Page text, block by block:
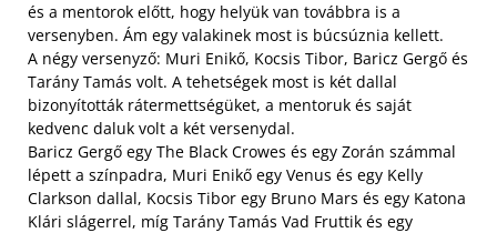
és a mentorok előtt, hogy helyük van továbbra is a
versenyben. Ám egy valakinek most is búcsúznia kellett.
A négy versenyző: Muri Enikő, Kocsis Tibor, Baricz Gergő és
Tarány Tamás volt. A tehetségek most is két dallal
bizonyították rátermettségüket, a mentoruk és saját
kedvenc daluk volt a két versenydal.
Baricz Gergő egy The Black Crowes és egy Zorán számmal
lépett a színpadra, Muri Enikő egy Venus és egy Kelly
Clarkson dallal, Kocsis Tibor egy Bruno Mars és egy Katona
Klári slágerrel, míg Tarány Tamás Vad Fruttik és egy